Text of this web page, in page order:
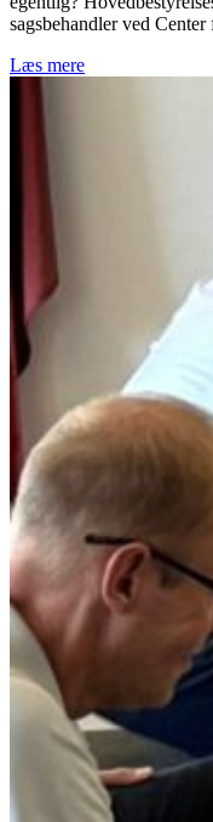
sagsbehandler ved Center
Læs mere